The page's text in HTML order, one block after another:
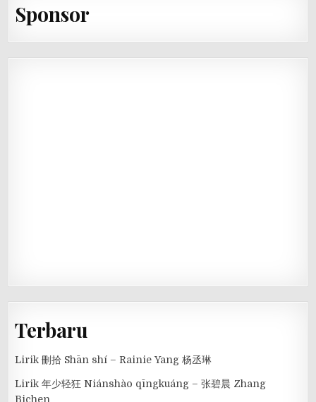
Sponsor
Terbaru
Lirik 刪拾 Shān shí – Rainie Yang 杨丞琳
Lirik 年少轻狂 Niánshào qīngkuáng – 张碧晨 Zhang
Bichen